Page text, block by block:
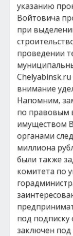
указанию
Войтовича
при
проведении
внимание
Напомним,
по правовым
имуществом
органами
миллиона
были также
комитета по
под
заключен под